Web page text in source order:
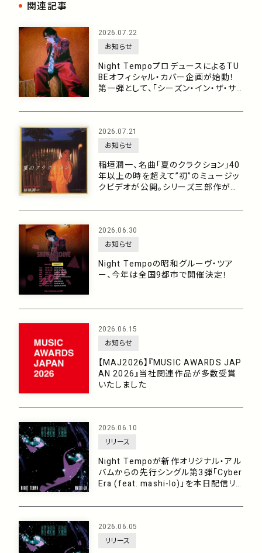
関連記事
2026.07.22
お知らせ
Night TempoプロデュースによるTU
BEオフィシャル・カバー企画が始動！
第一弾として、「シーズン・イン・ザ・サ
信リリース！
2026.07.21
お知らせ
稲垣潤一、名曲「夏のクラクション」40
年以上の時を超えて”初”のミュージッ
クビデオが公開。シリーズ三部作がつ
2026.06.30
お知らせ
Night Tempoの昭和グルーヴ・ツア
ー、今年は全国9都市で開催決定！
2026.06.15
お知らせ
【MAJ2026】『MUSIC AWARDS JAP
AN 2026』当社関連作品が多数受賞
いたしました
2026.06.10
リリース
Night Tempoが新作オリジナル・アル
バムからの先行シングル第3弾「Cyber
Era (feat. mashi-lo)」を本日配信リリ
点の「ハードコア・テクノ」ナンバー！
2026.06.05
リリース